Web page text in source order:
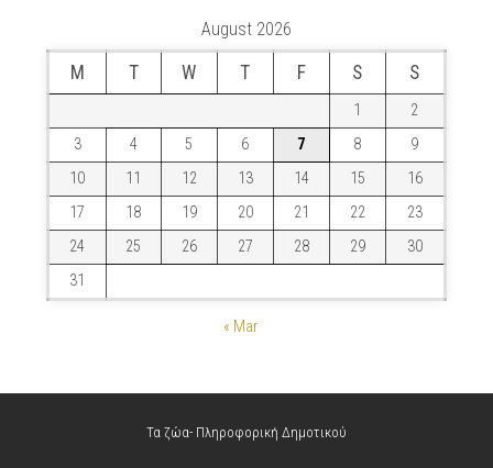
August 2026
M T W T F S S
1
2
3
4 5 6 7 8
9
10
11 12 13 14 15
16
17
18 19 20 21 22
23
24
25 26 27 28 29
30
31
« Mar
Τα ζώα- Πληροφορική Δημοτικού